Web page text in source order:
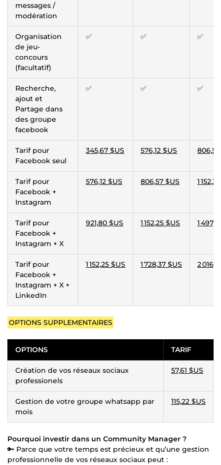
messages /
modération
Organisation
de jeu-
concours
(facultatif)
✅ ✅ ✅
Recherche,
ajout et
Partage dans
des groupe
facebook
✅ ✅ ✅
Tarif pour
Facebook seul
345,67 $US 576,12 $US
Tarif pour
Facebook +
Instagram
576,12 $US 806,57 $US 1
Tarif pour
Facebook +
Instagram + X
921,80 $US 1 152,25 $US 1
Tarif pour
Facebook +
Instagram + X +
LinkedIn
1 152,25 $US 1 728,37 $US 2
OPTIONS SUPPLEMENTAIRES
OPTIONS TARIF
Création de vos réseaux sociaux
professionels
57,61 $US
Gestion de votre groupe whatsapp par
mois
115,22 $US
Pourquoi investir dans un Community Manager ?
🔑 Parce que votre temps est précieux et qu’une gestion
professionnelle de vos réseaux sociaux peut :